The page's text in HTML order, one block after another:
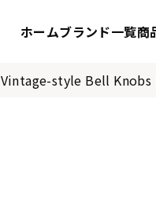
ホームブランド一覧商
Vintage-style Bell